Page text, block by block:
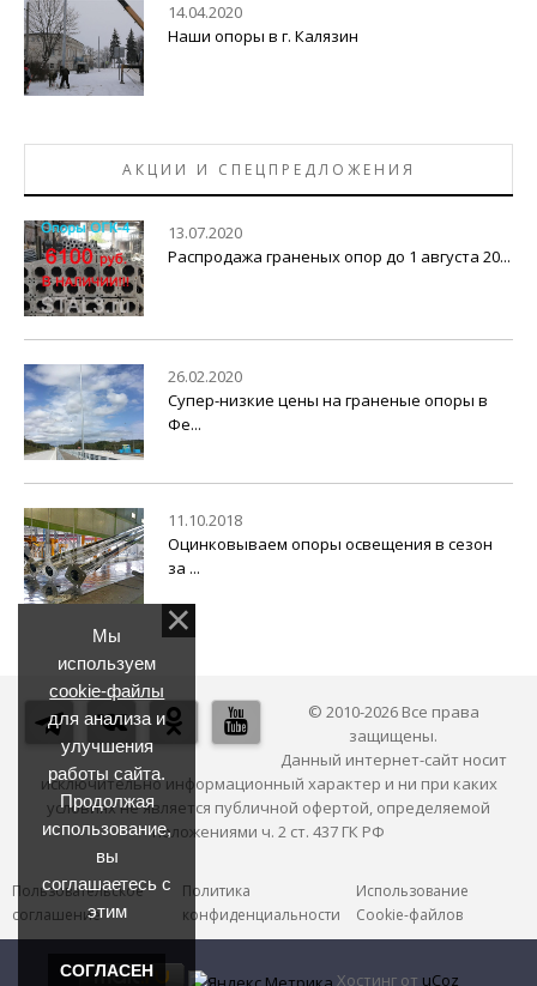
14.04.2020
Наши опоры в г. Калязин
АКЦИИ И СПЕЦПРЕДЛОЖЕНИЯ
13.07.2020
Распродажа граненых опор до 1 августа 20...
26.02.2020
Супер-низкие цены на граненые опоры в
Фе...
11.10.2018
Оцинковываем опоры освещения в сезон
за ...
© 2010-2026 Все права
защищены.
Данный интернет-сайт носит
исключительно информационный характер и ни при каких
условиях не является публичной офертой, определяемой
положениями ч. 2 ст. 437 ГК РФ
Пользовательское
соглашение
Политика
конфиденциальности
Использование
Cookie-файлов
Хостинг от uCoz
Мы
используем
cookie-файлы
для анализа и
улучшения
работы сайта.
Продолжая
использование,
вы
соглашаетесь с
этим
СОГЛАСЕН